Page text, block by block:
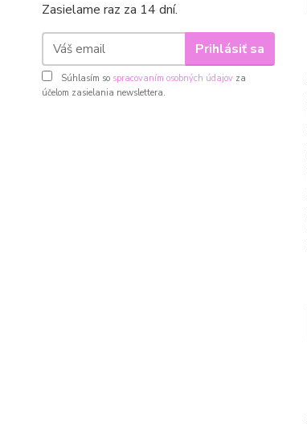
Zasielame raz za 14 dní.
Prihlásiť sa
Súhlasím so spracovaním osobných údajov za
účelom zasielania newslettera.